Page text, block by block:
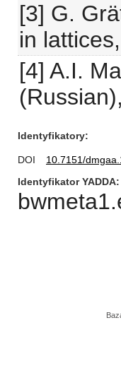
[3] G.
in
[4] A.I.
Identyfikatory
DOI
10.7151/
Identyfikator YADDA